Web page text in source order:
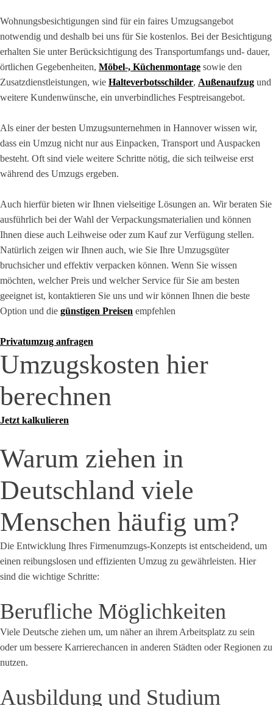
Wohnungsbesichtigungen sind für ein faires Umzugsangebot
notwendig und deshalb bei uns für Sie kostenlos. Bei der Besichtigung
erhalten Sie unter Berücksichtigung des Transportumfangs und- dauer,
örtlichen Gegebenheiten, Möbel-, Küchenmontage sowie den
Zusatzdienstleistungen, wie Halteverbotsschilder, Außenaufzug und
weitere Kundenwünsche, ein unverbindliches Fesptreisangebot.
Als einer der besten Umzugsunternehmen in Hannover wissen wir,
dass ein Umzug nicht nur aus Einpacken, Transport und Auspacken
besteht. Oft sind viele weitere Schritte nötig, die sich teilweise erst
während des Umzugs ergeben.
Auch hierfür bieten wir Ihnen vielseitige Lösungen an. Wir beraten Sie
ausführlich bei der Wahl der Verpackungsmaterialien und können
Ihnen diese auch Leihweise oder zum Kauf zur Verfügung stellen.
Natürlich zeigen wir Ihnen auch, wie Sie Ihre Umzugsgüter
bruchsicher und effektiv verpacken können. Wenn Sie wissen
möchten, welcher Preis und welcher Service für Sie am besten
geeignet ist, kontaktieren Sie uns und wir können Ihnen die beste
Option und die günstigen Preisen empfehlen
Privatumzug anfragen
Umzugskosten hier
berechnen
Jetzt kalkulieren
Warum ziehen in
Deutschland viele
Menschen häufig um?
Die Entwicklung Ihres Firmenumzugs-Konzepts ist entscheidend, um
einen reibungslosen und effizienten Umzug zu gewährleisten. Hier
sind die wichtige Schritte:
Berufliche Möglichkeiten
Viele Deutsche ziehen um, um näher an ihrem Arbeitsplatz zu sein
oder um bessere Karrierechancen in anderen Städten oder Regionen zu
nutzen.
Ausbildung und Studium